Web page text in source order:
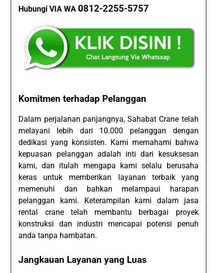
Hubungi VIA WA0812-2255-5757
Komitmen terhadap Pelanggan
Dalam perjalanan panjangnya, Sahabat Crane telah
melayani lebih dari 10.000 pelanggan dengan
dedikasi yang konsisten. Kami memahami bahwa
kepuasan pelanggan adalah inti dari kesuksesan
kami, dan itulah mengapa kami selalu berusaha
keras untuk memberikan layanan terbaik yang
memenuhi dan bahkan melampaui harapan
pelanggan kami. Keterampilan kami dalam jasa
rental crane telah membantu berbagai proyek
konstruksi dan industri mencapai potensi penuh
anda tanpa hambatan.
Jangkauan Layanan yang Luas